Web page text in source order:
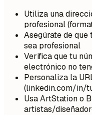
Utiliza una
profesional
Asegúrate de
sea profesional
Verifica que tu
electrónico no
Personaliza la
(linkedin.com/in/
Usa ArtStation o
artistas/